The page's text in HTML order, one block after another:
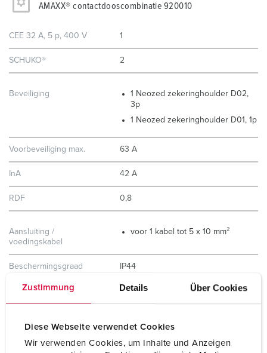
Zustimmung Details Über Cookies
Diese Webseite verwendet Cookies
Wir verwenden Cookies, um Inhalte und Anzeigen
AMAXX® contactdooscombinatie 920010
CEE 32 A, 5 p, 400 V 1
SCHUKO® 2
Beveiliging
1 Neozed zekeringhoulder D02,
3p
1 Neozed zekeringhoulder D01, 1p
Voorbeveiliging max. 63 A
InA 42 A
RDF 0,8
Aansluiting /
voedingskabel
voor 1 kabel tot 5 x 10 mm²
Beschermingsgraad IP44
Behuizing materiaal Kunststof
Hoogte 260 mm